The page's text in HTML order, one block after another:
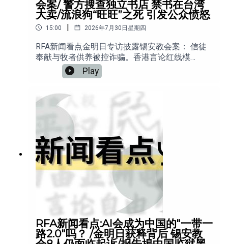
会案/ 警方搜查独立书店 禁书在台湾
大卖/流浪狗“旺旺”之死 引发公众愤怒
15:00 | 2026年7月30日星期四
RFA新闻看点金明日专访披露锡安教会案： 信徒
奉献与牧者供养被控诈骗。香港言论红线模
糊： 警方搜查独立书店，禁书在台湾大卖。流浪
狗“旺旺”之死： 引发公众愤怒，随后遭遇网络压
20%并追缴旧账。专访萧强： 民主与专制的新冷
战开打，如何用“AI柔术”思维对抗庞大国家机器？
Play
RFA新闻看点:AI会成为中国的"一带一
路2.0"吗？ /金明日获释背后 锡安教